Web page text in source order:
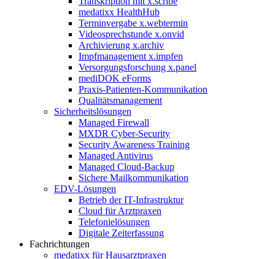
medatixx HealthHub
Terminvergabe x.webtermin
Videosprechstunde x.onvid
Archivierung x.archiv
Impfmanagement x.impfen
Versorgungsforschung x.panel
mediDOK eForms
Praxis-Patienten-Kommunikation
Qualitätsmanagement
Sicherheitslösungen
Managed Firewall
MXDR Cyber-Security
Security Awareness Training
Managed Antivirus
Managed Cloud-Backup
Sichere Mailkommunikation
EDV-Lösungen
Betrieb der IT-Infrastruktur
Cloud für Arztpraxen
Telefonielösungen
Digitale Zeiterfassung
Fachrichtungen
medatixx für Hausarztpraxen